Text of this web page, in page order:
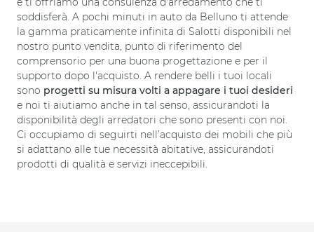
soddisferà. A pochi minuti in auto da Belluno ti attende
la gamma praticamente infinita di Salotti disponibili nel
nostro punto vendita, punto di riferimento del
comprensorio per una buona progettazione e per il
supporto dopo l'acquisto. A rendere belli i tuoi locali
sono progetti su misura volti a appagare i tuoi desideri
e noi ti aiutiamo anche in tal senso, assicurandoti la
disponibilità degli arredatori che sono presenti con noi.
Ci occupiamo di seguirti nell’acquisto dei mobili che più
si adattano alle tue necessità abitative, assicurandoti
prodotti di qualità e servizi ineccepibili.